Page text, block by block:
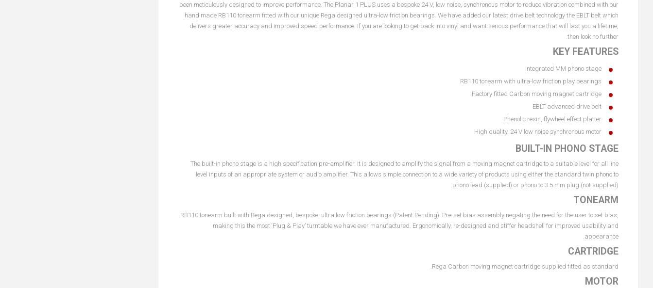
been meticulously designed to improve performance. The Planar 1 PLUS uses a bespoke 24 V, low noise, synchronous motor to reduce vibration combined with our
hand made RB110 tonearm fitted with our unique Rega designed ultra-low friction bearings. We have added our latest drive belt technology the EBLT belt which
delivers greater accuracy and improved speed performance. If you are looking to get back into vinyl and want serious performance that will last you a lifetime,
then look no further.
KEY FEATURES
Integrated MM phono stage
RB110 tonearm with ultra-low friction play bearings
Factory fitted Carbon moving magnet cartridge
EBLT advanced drive belt
Phenolic resin, flywheel effect platter
High quality, 24 V low noise synchronous motor
BUILT-IN PHONO STAGE
The built-in phono stage is a high specification pre-amplifier. It is designed to amplify the signal from a moving magnet cartridge to a suitable level for all line
level inputs of an appropriate system or audio amplifier. This allows simple connection to a wide variety of products using either the standard twin phono to
phono lead (supplied) or phono to 3.5 mm plug (not supplied).
TONEARM
RB110 tonearm built with Rega designed, bespoke, ultra low friction bearings (Patent Pending). Pre-set bias assembly negating the need for the user to set bias,
making this the most ‘Plug & Play’ turntable we have ever manufactured. Ergonomically, re-designed and stiffer headshell for improved usability and
appearance.
CARTRIDGE
Rega Carbon moving magnet cartridge supplied fitted as standard.
MOTOR